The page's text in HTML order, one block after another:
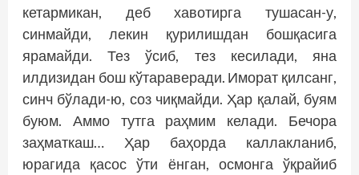
кетармикан, деб хавотирга тушасан-у,
синмайди, лекин қурилишдан бошқасига
ярамайди. Тез ўсиб, тез кесилади, яна
илдизидан бош кўтараверади. Иморат қилсанг,
синч бўлади-ю, соз чиқмайди. Ҳар қалай, буям
буюм. Аммо тутга раҳмим келади. Бечора
заҳматкаш… Ҳар баҳорда каллакланиб,
юрагида қасос ўти ёнган, осмонга ўқрайиб